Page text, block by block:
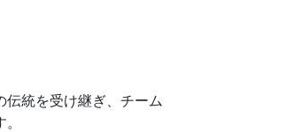
統を受け継ぎ、チーム